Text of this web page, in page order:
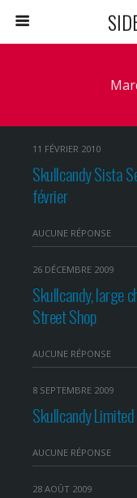
11 FÉVRIER 2010
Skullcandy Sista
février
AUCUNE RÉPONSE
26 DÉCEMBRE 2009
Skullcandy, large
Street Shop
AUCUNE RÉPONSE
8 SEPTEMBRE 2009
Skullcandy
AUCUNE RÉPONSE
28 AOÛT 2009